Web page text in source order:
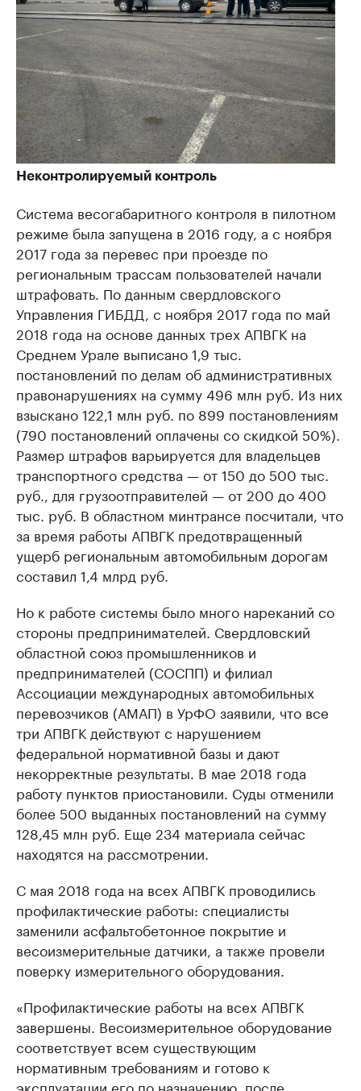
Неконтролируемый контроль
Система весогабаритного контроля в пилотном
режиме была запущена в 2016 году, а с ноября
2017 года за перевес при проезде по
региональным трассам пользователей начали
штрафовать. По данным свердловского
Управления ГИБДД, с ноября 2017 года по май
2018 года на основе данных трех АПВГК на
Среднем Урале выписано 1,9 тыс.
постановлений по делам об административных
правонарушениях на сумму 496 млн руб. Из них
взыскано 122,1 млн руб. по 899 постановлениям
(790 постановлений оплачены со скидкой 50%).
Размер штрафов варьируется для владельцев
транспортного средства — от 150 до 500 тыс.
руб., для грузоотправителей — от 200 до 400
тыс. руб. В областном минтрансе посчитали, что
за время работы АПВГК предотвращенный
ущерб региональным автомобильным дорогам
составил 1,4 млрд руб.
Но к работе системы было много нареканий со
стороны предпринимателей. Свердловский
областной союз промышленников и
предпринимателей (СОСПП) и филиал
Ассоциации международных автомобильных
перевозчиков (АМАП) в УрФО заявили, что все
три АПВГК действуют с нарушением
федеральной нормативной базы и дают
некорректные результаты. В мае 2018 года
работу пунктов приостановили. Суды отменили
более 500 выданных постановлений на сумму
128,45 млн руб. Еще 234 материала сейчас
находятся на рассмотрении.
С мая 2018 года на всех АПВГК проводились
профилактические работы: специалисты
заменили асфальтобетонное покрытие и
весоизмерительные датчики, а также провели
поверку измерительного оборудования.
«Профилактические работы на всех АПВГК
завершены. Весоизмерительное оборудование
соответствует всем существующим
нормативным требованиям и готово к
эксплуатации его по назначению, после